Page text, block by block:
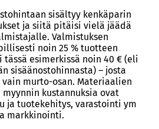
sisältyy kenkäparin
ja siitä pitäisi vielä jäädä
Valmistuksen
noin 25 % tuotteen
esimerkissä noin 40 € (eli
sisäänostohinnasta) – josta
murto-osan. Materiaalien
kustannuksia ovat
ja tuotekehitys, varastointi ym
markkinointi.